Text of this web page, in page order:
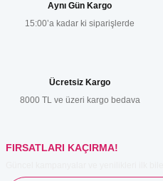
Ürün resmi kalitesiz, bozuk
Ürün fiyatı diğer sitelerden daha
Aynı Gün Kargo
15:00’a kadar ki siparişlerde
Ücretsiz Kargo
8000 TL ve üzeri kargo bedava
FIRSATLARI KAÇIRMA!